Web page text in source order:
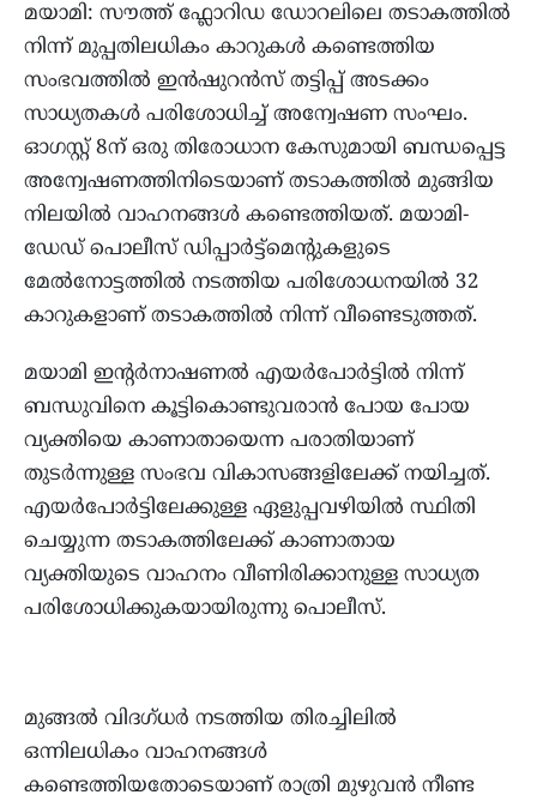
മയാമി: സൗത്ത്‌ ഫ്ലോറിഡ ഡോറലിലെ തടാകത്തിൽ
നിന്ന് മുപ്പതിലധികം കാറുകള്‍ കണ്ടെത്തിയ
സംഭവത്തില്‍ ഇന്‍ഷുറന്‍സ് തട്ടിപ്പ് അടക്കം
സാധ്യതകള്‍ പരിശോധിച്ച് അന്വേഷണ സംഘം.
ഓഗസ്റ്റ് 8ന് ഒരു തിരോധാന കേസുമായി ബന്ധപ്പെട്ട
അന്വേഷണത്തിനിടെയാണ് തടാകത്തില്‍ മുങ്ങിയ
നിലയില്‍ വാഹനങ്ങള്‍ കണ്ടെത്തിയത്. മയാമി-
ഡേഡ് പൊലീസ് ഡിപ്പാർട്ട്മെന്റുകളുടെ
മേല്‍നോട്ടത്തില്‍ നടത്തിയ പരിശോധനയില്‍ 32
കാറുകളാണ് തടാകത്തില്‍ നിന്ന് വീണ്ടെടുത്തത്.
മയാമി ഇന്റർനാഷണൽ എയർപോർട്ടില്‍ നിന്ന്
ബന്ധുവിനെ കൂട്ടികൊണ്ടുവരാന്‍ പോയ പോയ
വ്യക്തിയെ കാണാതായെന്ന പരാതിയാണ്
തുടർന്നുള്ള സംഭവ വികാസങ്ങളിലേക്ക് നയിച്ചത്.
എയർപോർട്ടിലേക്കുള്ള ഏളുപ്പവഴിയില്‍ സ്ഥിതി
ചെയ്യുന്ന തടാകത്തിലേക്ക് കാണാതായ
വ്യക്തിയുടെ വാഹനം വീണിരിക്കാനുള്ള സാധ്യത
പരിശോധിക്കുകയായിരുന്നു പൊലീസ്.
മുങ്ങൽ വിദഗ്ധർ നടത്തിയ തിരച്ചിലില്‍
ഒന്നിലധികം വാഹനങ്ങള്‍
കണ്ടെത്തിയതോടെയാണ് രാത്രി മുഴുവന്‍ നീണ്ട